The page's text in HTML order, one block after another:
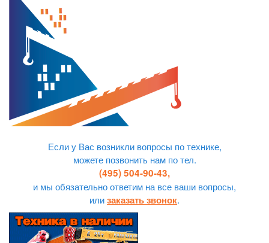
Если у Вас возникли вопросы по технике,
можете позвонить нам по тел.
(495) 504-90-43,
и мы обязательно ответим на все ваши вопросы,
илизаказать звонок.